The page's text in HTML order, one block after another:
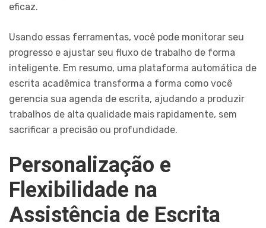
eficaz.
Usando essas ferramentas, você pode monitorar seu
progresso e ajustar seu fluxo de trabalho de forma
inteligente. Em resumo, uma plataforma automática de
escrita acadêmica transforma a forma como você
gerencia sua agenda de escrita, ajudando a produzir
trabalhos de alta qualidade mais rapidamente, sem
sacrificar a precisão ou profundidade.
Personalização e
Flexibilidade na
Assistência de Escrita